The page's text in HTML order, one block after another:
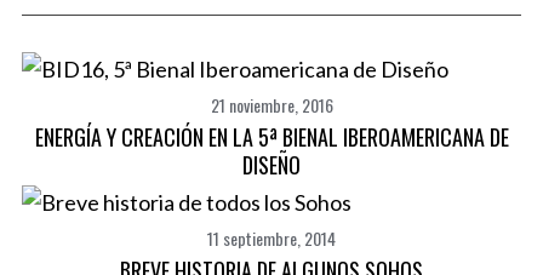
21 noviembre, 2016
ENERGÍA Y CREACIÓN EN LA 5ª BIENAL IBEROAMERICANA DE
DISEÑO
11 septiembre, 2014
o
: